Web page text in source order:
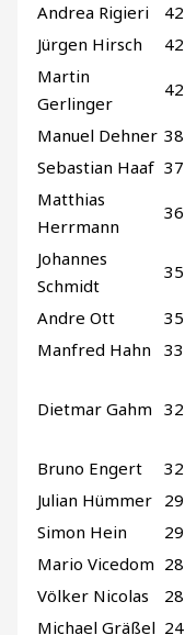
Andrea Rigieri
42
Jürgen Hirsch
42
Martin
Gerlinger
42
Manuel Dehner 38
Sebastian Haaf 37
Matthias
Herrmann
36
Johannes
Schmidt
35
Andre Ott 35
Manfred Hahn
33
Dietmar Gahm 32
Bruno Engert
32
Julian Hümmer 29
Simon Hein
29
Mario Vicedom 28
Völker Nicolas
28
Michael Gräßel 24